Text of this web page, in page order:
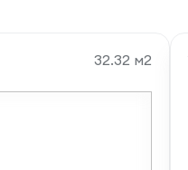
32.32 м2